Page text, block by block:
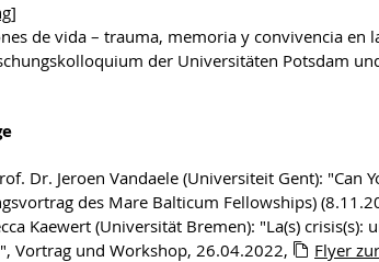
]
de vida – trauma, memoria y convivencia
der Universitäten Potsdam
Dr. Jeroen Vandaele (Universiteit Gent): "Can
des Mare Balticum Fellowships)
Kaewert (Universität Bremen): "La(s)
Vortrag und Workshop, 26.04.2022,
Flyer